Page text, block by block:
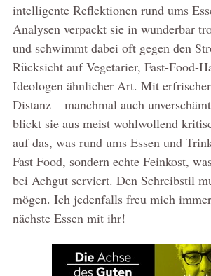
intelligente Reflektionen rund ums
Analysen verpackt sie in wunderbar
und schwimmt dabei oft gegen den
Rücksicht auf Vegetarier, Fast-Food-
Ideologen ähnlicher Art. Mit
Distanz – manchmal auch
blickt sie aus meist wohlwollend
auf das, was rund ums Essen und
Fast Food, sondern echte Feinkost,
bei Achgut serviert. Den Schreibstil
mögen. Ich jedenfalls freu mich
nächste Essen mit ihr!